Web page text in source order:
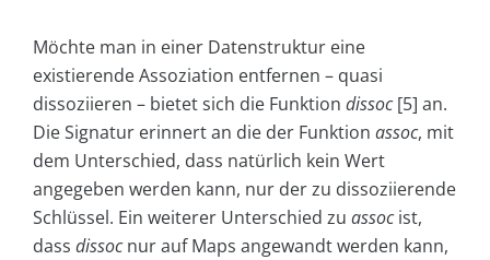
Möchte man in einer Datenstruktur eine
existierende Assoziation entfernen – quasi
dissoziieren – bietet sich die Funktion dissoc[5] an.
Die Signatur erinnert an die der Funktion assoc, mit
dem Unterschied, dass natürlich kein Wert
angegeben werden kann, nur der zu dissoziierende
Schlüssel. Ein weiterer Unterschied zu associst,
dass dissocnur auf Maps angewandt werden kann,